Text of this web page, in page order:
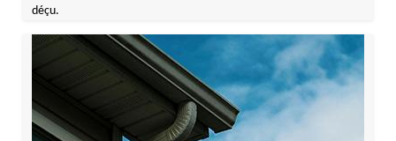
déçu.